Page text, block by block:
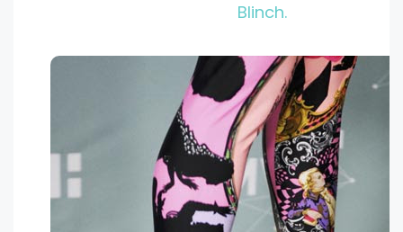
Blinch.